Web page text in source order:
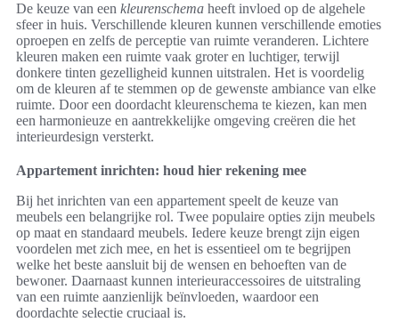
De keuze van een kleurenschema heeft invloed op de algehele
sfeer in huis. Verschillende kleuren kunnen verschillende emoties
oproepen en zelfs de perceptie van ruimte veranderen. Lichtere
kleuren maken een ruimte vaak groter en luchtiger, terwijl
donkere tinten gezelligheid kunnen uitstralen. Het is voordelig
om de kleuren af te stemmen op de gewenste ambiance van elke
ruimte. Door een doordacht kleurenschema te kiezen, kan men
een harmonieuze en aantrekkelijke omgeving creëren die het
interieurdesign versterkt.
Appartement inrichten: houd hier rekening mee
Bij het inrichten van een appartement speelt de keuze van
meubels een belangrijke rol. Twee populaire opties zijn meubels
op maat en standaard meubels. Iedere keuze brengt zijn eigen
voordelen met zich mee, en het is essentieel om te begrijpen
welke het beste aansluit bij de wensen en behoeften van de
bewoner. Daarnaast kunnen interieuraccessoires de uitstraling
van een ruimte aanzienlijk beïnvloeden, waardoor een
doordachte selectie cruciaal is.